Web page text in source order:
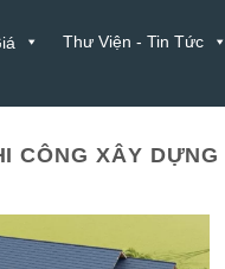
Thư Viện - Tin Tức
CÔNG XÂY DỰNG